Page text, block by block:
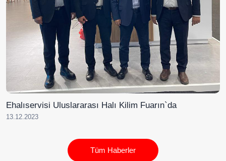
Ehalıservisi Uluslararası Halı Kilim Fuarın`da
13.12.2023
Tüm Haberler